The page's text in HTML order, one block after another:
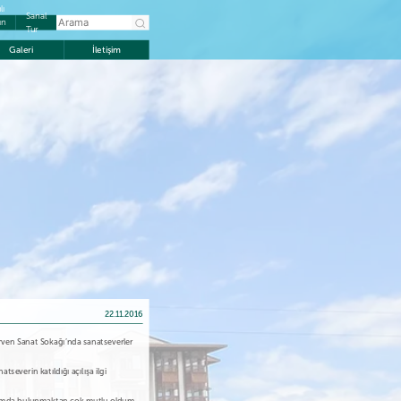
Sanal
Tur
Galeri İletişim
22.11.2016
Sanat Sokağı’nda sanatseverler
katıldığı açılışa ilgi